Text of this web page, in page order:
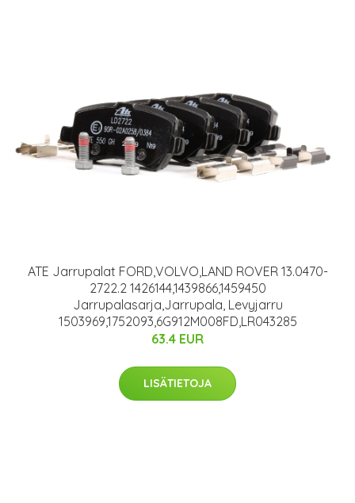
ATE Jarrupalat FORD,VOLVO,LAND ROVER 13.0470-
2722.2 1426144,1439866,1459450
Jarrupalasarja,Jarrupala, Levyjarru
1503969,1752093,6G912M008FD,LR043285
63.4 EUR
LISÄTIETOJA